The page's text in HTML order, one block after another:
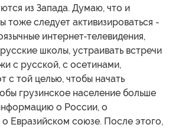
из Запада. Думаю, что и
тоже следует активизироваться -
интернет-телевидения,
школы, устраивать встречи
с русской, с осетинами,
с той целью, чтобы начать
грузинское население больше
о России, о
Евразийском союзе. После этого,